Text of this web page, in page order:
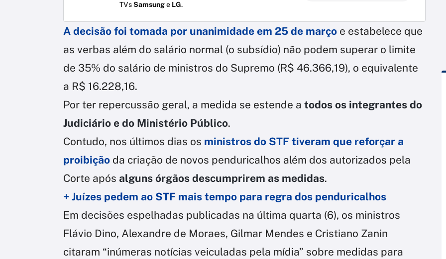
TVsSamsunge LG.
A decisão foi tomada por unanimidade em 25 de março e estabelece que
as verbas além do salário normal (o subsídio) não podem superar o limite
de 35% do salário de ministros do Supremo (R$ 46.366,19), o equivalente
a R$ 16.228,16.
Por ter repercussão geral, a medida se estende a todos os integrantes do
Judiciário e do Ministério Público.
Contudo, nos últimos dias os ministros do STF tiveram que reforçar a
proibição da criação de novos penduricalhos além dos autorizados pela
Corte após alguns órgãos descumprirem as medidas.
+ Juízes pedem ao STF mais tempo para regra dos penduricalhos
Em decisões espelhadas publicadas na última quarta (6), os ministros
Flávio Dino, Alexandre de Moraes, Gilmar Mendes e Cristiano Zanin
citaram “inúmeras notícias veiculadas pela mídia” sobre medidas para